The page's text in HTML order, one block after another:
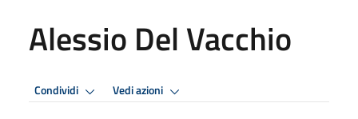
Alessio Del Vacchio
Condividi Vedi azioni